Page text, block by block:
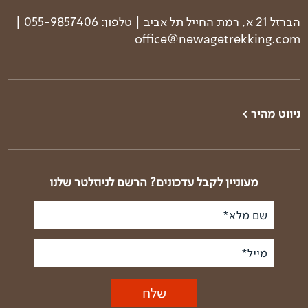
ביגוד חם למהלך ההליכה
מעיל גשם
בגדים להחלפה
הגיינה אישית
מטענים למיניהם
סנדלים/כפכפים לערב
נייר טואלט
ליינר קל משקל
הברזל 21 א, רמת החייל תל אביב | טלפון: 055-9857406 |
office@newagetrekking.com
ניווט מהיר >
טרקים בארץ
פודקאסט טראק טוק
סיפורי דרך
תנאים כלליים ודמי
טרק באלבניה וקוסובו
טרק באלבניה - רכס
זגוריה
טרק ביוון - העפלה
לאולימפוס
טרק בבולגריה
טרק בסלובקיה ופולין
מעוניין לקבל עדכונים? הרשם לניוזלטר שלנו
שם מלא*
מייל*
שלח